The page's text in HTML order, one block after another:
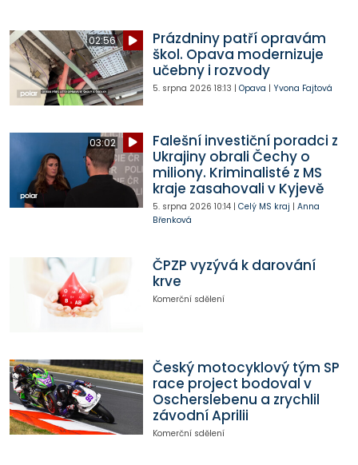
02:56
Prázdniny patří opravám
škol. Opava modernizuje
učebny i rozvody
5. srpna 2026 18:13 | Opava | Yvona Fajtová
03:02
Falešní investiční poradci z
Ukrajiny obrali Čechy o
miliony. Kriminalisté z MS
kraje zasahovali v Kyjevě
5. srpna 2026 10:14| Celý MS kraj | Anna
Břenková
ČPZP vyzývá k darování
krve
Komerční sdělení
Český motocyklový tým SP
race project bodoval v
Oscherslebenu a zrychlil
závodní Aprilii
Komerční sdělení